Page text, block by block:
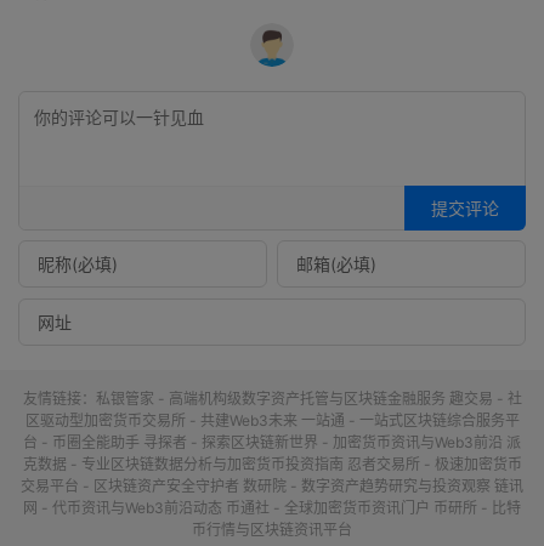
提交评论
友情链接： 私银管家 - 高端机构级数字资产托管与区块链金融服务 趣交易 - 社
区驱动型加密货币交易所 - 共建Web3未来 一站通 - 一站式区块链综合服务平
台 - 币圈全能助手 寻探者 - 探索区块链新世界 - 加密货币资讯与Web3前沿 派
克数据 - 专业区块链数据分析与加密货币投资指南 忍者交易所 - 极速加密货币
交易平台 - 区块链资产安全守护者 数研院 - 数字资产趋势研究与投资观察 链讯
网 - 代币资讯与Web3前沿动态 币通社 - 全球加密货币资讯门户 币研所 - 比特
币行情与区块链资讯平台